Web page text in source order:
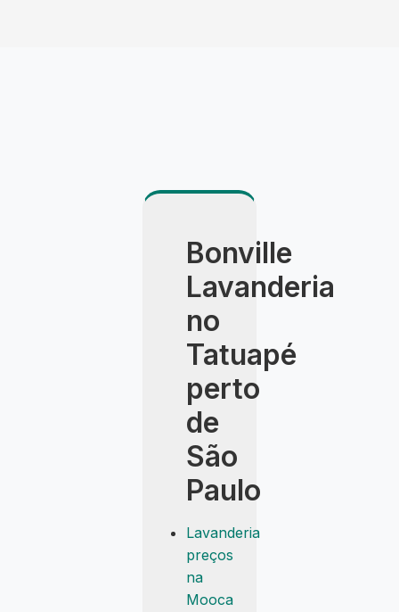
Bonville
Lavanderia
no
Tatuapé
perto
de
São
Paulo
Lavanderia
preços
na
Mooca